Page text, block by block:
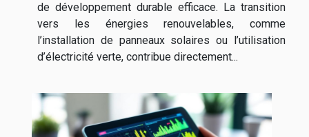
de développement durable efficace. La transition
vers les énergies renouvelables, comme
l’installation de panneaux solaires ou l’utilisation
d’électricité verte, contribue directement...